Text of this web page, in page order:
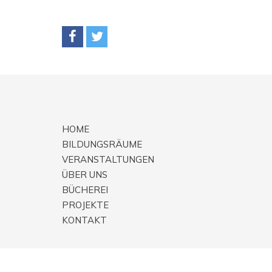
HOME
BILDUNGSRÄUME
VERANSTALTUNGEN
ÜBER UNS
BÜCHEREI
PROJEKTE
KONTAKT